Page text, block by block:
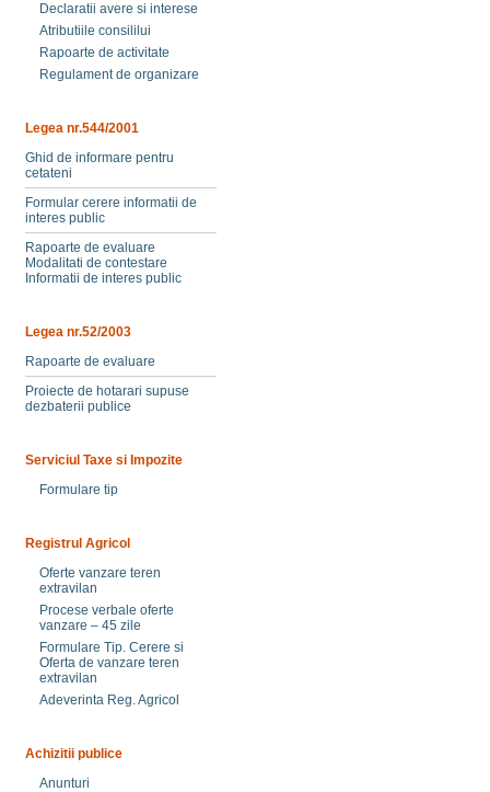
Declaratii avere si interese
Atributiile consililui
Rapoarte de activitate
Regulament de organizare
Legea nr.544/2001
Ghid de informare pentru
cetateni
Formular cerere informatii de
interes public
Rapoarte de evaluare
Modalitati de contestare
Informatii de interes public
Legea nr.52/2003
Rapoarte de evaluare
Proiecte de hotarari supuse
dezbaterii publice
Serviciul Taxe si Impozite
Formulare tip
Registrul Agricol
Oferte vanzare teren
extravilan
Procese verbale oferte
vanzare – 45 zile
Formulare Tip. Cerere si
Oferta de vanzare teren
extravilan
Adeverinta Reg. Agricol
Achizitii publice
Anunturi